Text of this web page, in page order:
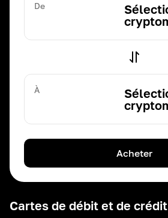
Cartes de débit et de
De
À
Acheter